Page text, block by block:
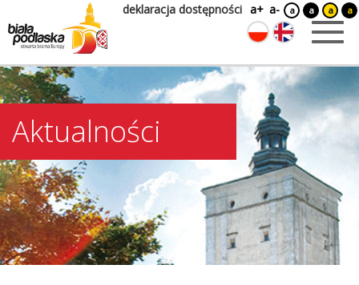
deklaracja dostępności a+ a- a a a a
Aktualności